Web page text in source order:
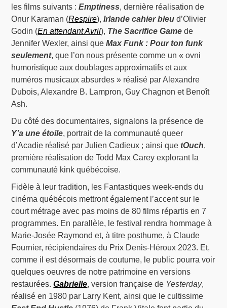
les films suivants :Emptiness, dernière réalisation de
Onur Karaman (Respire),Irlande cahier bleu d’Olivier
Godin (En attendant Avril), The Sacrifice Game de
Jennifer Wexler, ainsi queMax Funk : Pour ton funk
seulement, que l’on nous présente comme un « ovni
humoristique aux doublages approximatifs et aux
numéros musicaux absurdes » réalisé par Alexandre
Dubois, Alexandre B. Lampron, Guy Chagnon et Benoît
Ash.
Du côté des documentaires, signalons la présence de
Y’a une étoile, portrait de la communauté queer
d’Acadie réalisé par Julien Cadieux ; ainsi quetOuch,
première réalisation de Todd Max Carey explorant la
communauté kink québécoise.
Fidèle à leur tradition, les Fantastiques week-ends du
cinéma québécois mettront également l’accent sur le
court métrage avec pas moins de 80 films répartis en 7
programmes. En parallèle, le festival rendra hommage à
Marie-Josée Raymond et, à titre posthume, à Claude
Fournier, récipiendaires du Prix Denis-Héroux 2023. Et,
comme il est désormais de coutume, le public pourra voir
quelques oeuvres de notre patrimoine en versions
restaurées.Gabrielle, version française de Yesterday,
réalisé en 1980 par Larry Kent, ainsi que le cultissime